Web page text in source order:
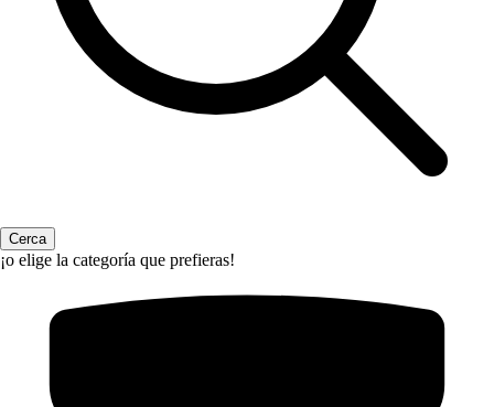
¡o elige la categoría que prefieras!